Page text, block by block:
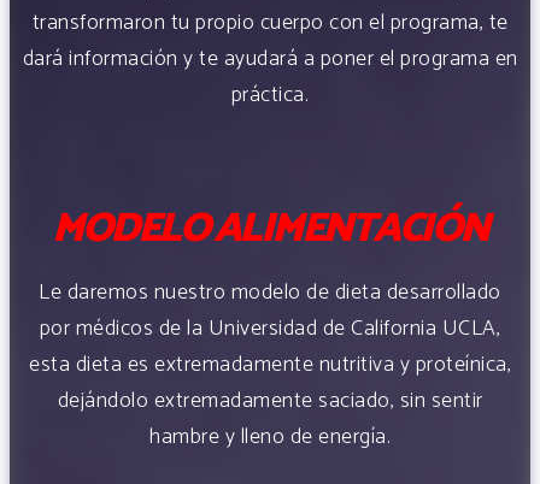
transformaron tu propio cuerpo con el programa, te
dará información y te ayudará a poner el programa en
práctica.
MODELO ALIMENTACIÓN
Le daremos nuestro modelo de dieta desarrollado
por médicos de la Universidad de California UCLA,
esta dieta es extremadamente nutritiva y proteínica,
dejándolo extremadamente saciado, sin sentir
hambre y lleno de energía.